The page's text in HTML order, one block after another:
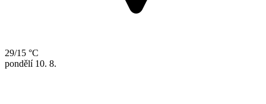
29/15 °C
pondělí 10. 8.